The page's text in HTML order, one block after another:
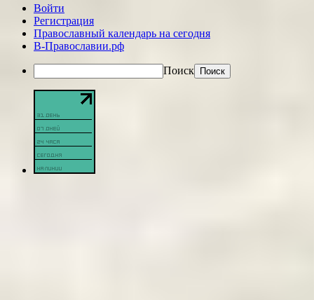
Войти
Регистрация
Православный календарь на сегодня
В-Православии.рф
Поиск